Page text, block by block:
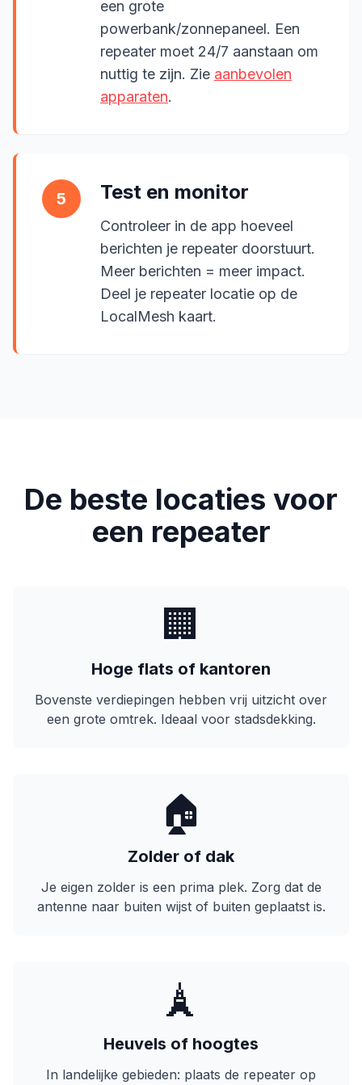
een grote
powerbank/zonnepaneel. Een
repeater moet 24/7 aanstaan om
nuttig te zijn. Zie aanbevolen
apparaten.
5 Test en monitor
Controleer in de app hoeveel
berichten je repeater doorstuurt.
Meer berichten = meer impact.
Deel je repeater locatie op de
LocalMesh kaart.
De beste locaties voor
een repeater
🏢
Hoge flats of kantoren
Bovenste verdiepingen hebben vrij uitzicht over
een grote omtrek. Ideaal voor stadsdekking.
🏠
Zolder of dak
Je eigen zolder is een prima plek. Zorg dat de
antenne naar buiten wijst of buiten geplaatst is.
🗼
Heuvels of hoogtes
In landelijke gebieden: plaats de repeater op